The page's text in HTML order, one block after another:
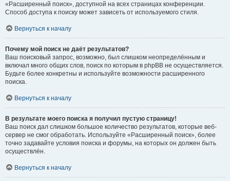
«Расширенный поиск», доступной на всех страницах конференции.
Способ доступа к поиску может зависеть от используемого стиля.
Вернуться к началу
Почему мой поиск не даёт результатов?
Ваш поисковый запрос, возможно, был слишком неопределённым и
включал много общих слов, поиск по которым в phpBB не осуществляется.
Будьте более конкретны и используйте возможности расширенного
поиска.
Вернуться к началу
В результате моего поиска я получил пустую страницу!
Ваш поиск дал слишком большое количество результатов, которые веб-
сервер не смог обработать. Используйте «Расширенный поиск», более
точно задавайте условия поиска и форумы, на которых он должен быть
осуществлён.
Вернуться к началу